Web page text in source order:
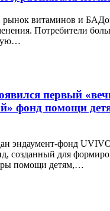
витаминов и
Потребители
первый
фонд помощи
эндаумент-фонд
созданный для
помощи детям,…